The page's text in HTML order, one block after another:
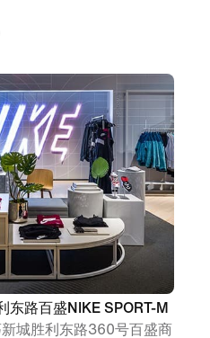
东路百盛NIKE SPORT-M
城胜利东路360号百盛商